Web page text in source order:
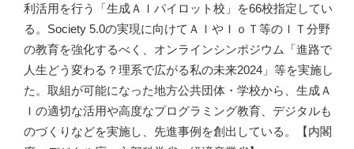
利活用を行う「生成ＡＩパイロット校」を66校指定してい
る。Society 5.0の実現に向けてＡＩやＩｏＴ等のＩＴ分野
の教育を強化するべく、オンラインシンポジウム「進路で
人生どう変わる？理系で広がる私の未来2024」等を実施し
た。取組が可能になった地方公共団体・学校から、生成Ａ
Ｉの適切な活用や高度なプログラミング教育、デジタルも
のづくりなどを実施し、先進事例を創出している。【内閣